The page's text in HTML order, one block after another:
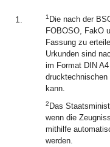
1. 1 Die nach der
FOBOSO, FakO
Fassung zu
Urkunden sind
im Format DIN
drucktechnischen
kann.
2 Das
wenn die
mithilfe
werden.